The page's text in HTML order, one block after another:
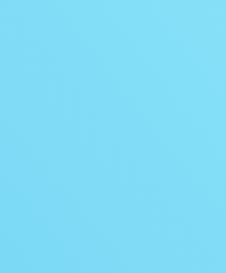
った採用目標が、今年は約150
す。事業成長と本部の拡大が重
ピードにどう対応するか、未知
けるべきか、見極めかねてい
ね、1人あたりの電話対応数や
に、採用数を見直すことにな
標を達成できるか、人事や面
ていきました。